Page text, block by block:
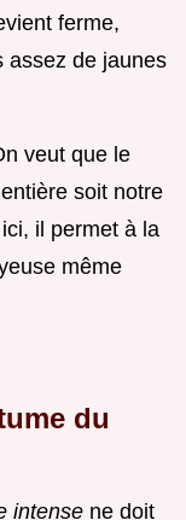
ferme,
assez de jaunes
veut que le
soit notre
il permet à la
même
du
intense ne doit